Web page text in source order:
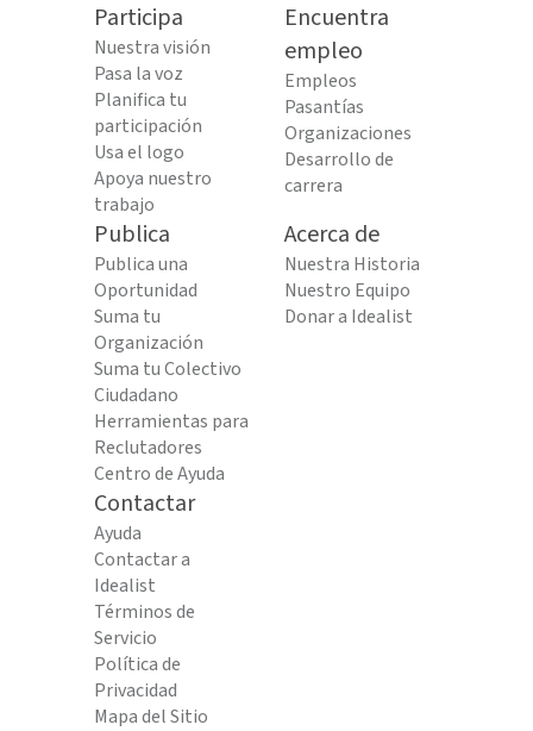
Participa
Nuestra visión
Pasa la voz
Planifica tu
participación
Usa el logo
Apoya nuestro
trabajo
Encuentra
empleo
Empleos
Pasantías
Organizaciones
Desarrollo de
carrera
Publica
Publica una
Oportunidad
Suma tu
Organización
Suma tu Colectivo
Ciudadano
Herramientas para
Reclutadores
Centro de Ayuda
Acerca de
Nuestra Historia
Nuestro Equipo
Donar a Idealist
Contactar
Ayuda
Contactar a
Idealist
Términos de
Servicio
Política de
Privacidad
Mapa del Sitio